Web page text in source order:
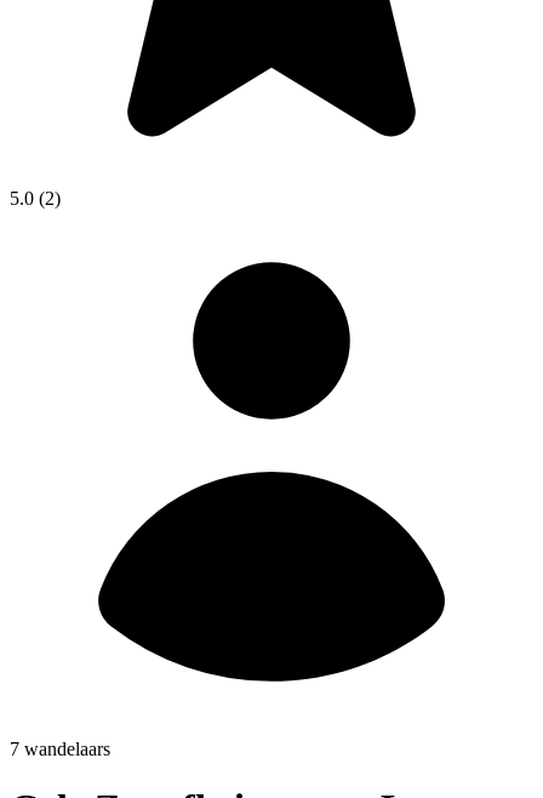
5.0 (2)
7 wandelaars